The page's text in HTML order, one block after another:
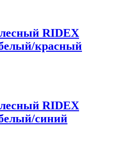
RIDEX
красный
RIDEX
синий